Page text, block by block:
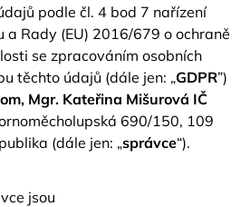
podle čl. 4 bod 7 nařízení
a Rady (EU) 2016/679 o ochraně
se zpracováním osobních
těchto údajů (dále jen: „GDPR”)
Mgr. Kateřina Mišurová IČ
690/150, 109
(dále jen: „správce“).
jsou